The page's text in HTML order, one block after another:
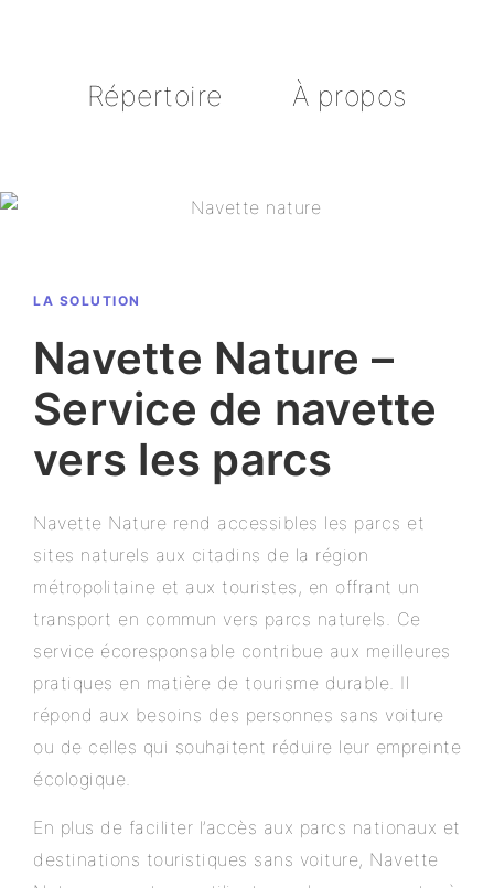
Répertoire À propos
LA SOLUTION
Navette Nature –
Service de navette
vers les parcs
Navette Nature rend accessibles les parcs et
sites naturels aux citadins de la région
métropolitaine et aux touristes, en offrant un
transport en commun vers parcs naturels. Ce
service écoresponsable contribue aux meilleures
pratiques en matière de tourisme durable. Il
répond aux besoins des personnes sans voiture
ou de celles qui souhaitent réduire leur empreinte
écologique.
En plus de faciliter l’accès aux parcs nationaux et
destinations touristiques sans voiture, Navette